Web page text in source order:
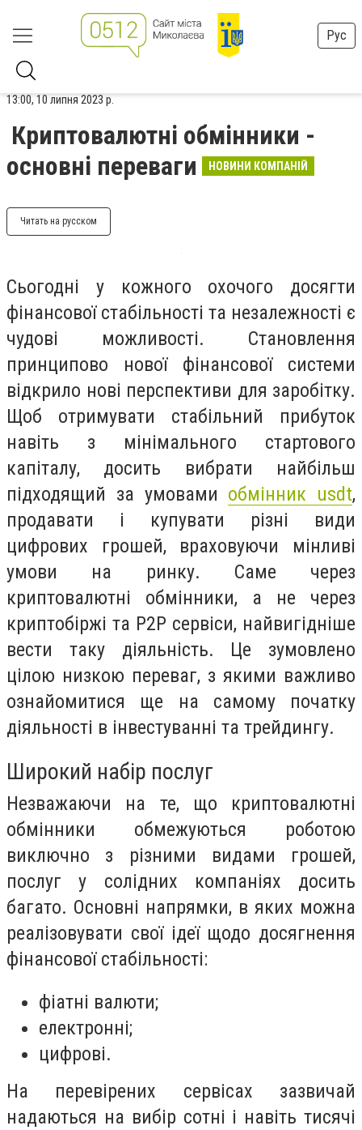
Рус
13:00, 10 липня 2023 р.
Криптовалютні обмінники -
основні переваги
НОВИНИ КОМПАНІЙ
Читать на русском
Сьогодні у кожного охочого досягти
фінансової стабільності та незалежності є
чудові можливості. Становлення
принципово нової фінансової системи
відкрило нові перспективи для заробітку.
Щоб отримувати стабільний прибуток
навіть з мінімального стартового
капіталу, досить вибрати найбільш
підходящий за умовами обмінник usdt,
продавати і купувати різні види
цифрових грошей, враховуючи мінливі
умови на ринку. Саме через
криптовалютні обмінники, а не через
криптобіржі та Р2Р сервіси, найвигідніше
вести таку діяльність. Це зумовлено
цілою низкою переваг, з якими важливо
ознайомитися ще на самому початку
діяльності в інвестуванні та трейдингу.
Широкий набір послуг
Незважаючи на те, що криптовалютні
обмінники обмежуються роботою
виключно з різними видами грошей,
послуг у солідних компаніях досить
багато. Основні напрямки, в яких можна
реалізовувати свої ідеї щодо досягнення
фінансової стабільності:
фіатні валюти;
електронні;
цифрові.
На перевірених сервісах зазвичай
надаються на вибір сотні і навіть тисячі